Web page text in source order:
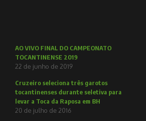
AO VIVO FINAL DO CAMPEONATO
TOCANTINENSE 2019
22 de junho de 2019
Cruzeiro seleciona três garotos
tocantinenses durante seletiva para
levar a Toca da Raposa em BH
20 de julho de 2016